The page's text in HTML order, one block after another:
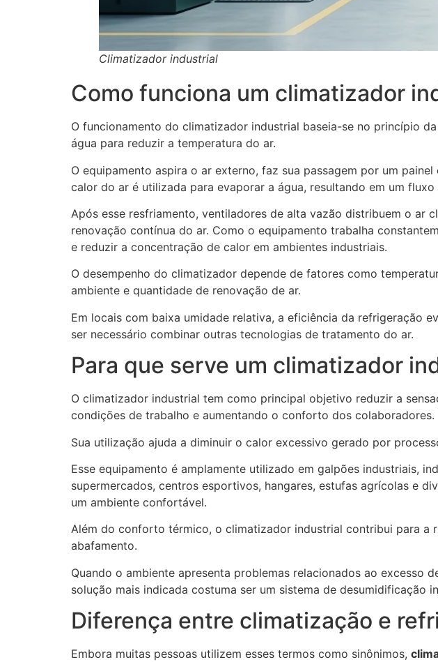
Climatizador industrial
Como funciona um climatizador
O funcionamento do climatizador industrial baseia-se no princípio da
água para reduzir a temperatura do ar.
O equipamento aspira o ar externo, faz sua passagem por um
calor do ar é utilizada para evaporar a água, resultando em um
Após esse resfriamento, ventiladores de alta vazão distribuem o
renovação contínua do ar. Como o equipamento trabalha
e reduzir a concentração de calor em ambientes industriais.
O desempenho do climatizador depende de fatores como
ambiente e quantidade de renovação de ar.
Em locais com baixa umidade relativa, a eficiência da refrigeração
ser necessário combinar outras tecnologias de tratamento do ar.
Para que serve um climatizador
O climatizador industrial tem como principal objetivo reduzir a
condições de trabalho e aumentando o conforto dos colaboradores.
Sua utilização ajuda a diminuir o calor excessivo gerado por
Esse equipamento é amplamente utilizado em galpões industriais,
supermercados, centros esportivos, hangares, estufas agrícolas e
um ambiente confortável.
Além do conforto térmico, o climatizador industrial contribui para a
abafamento.
Quando o ambiente apresenta problemas relacionados ao excesso
solução mais indicada costuma ser um sistema de
Diferença entre climatização e
Embora muitas pessoas utilizem esses termos como sinônimos,